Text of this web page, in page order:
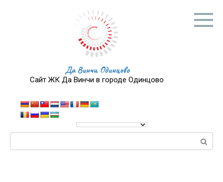
Да Винчи Одинцово
Сайт ЖК Да Винчи в городе Одинцово